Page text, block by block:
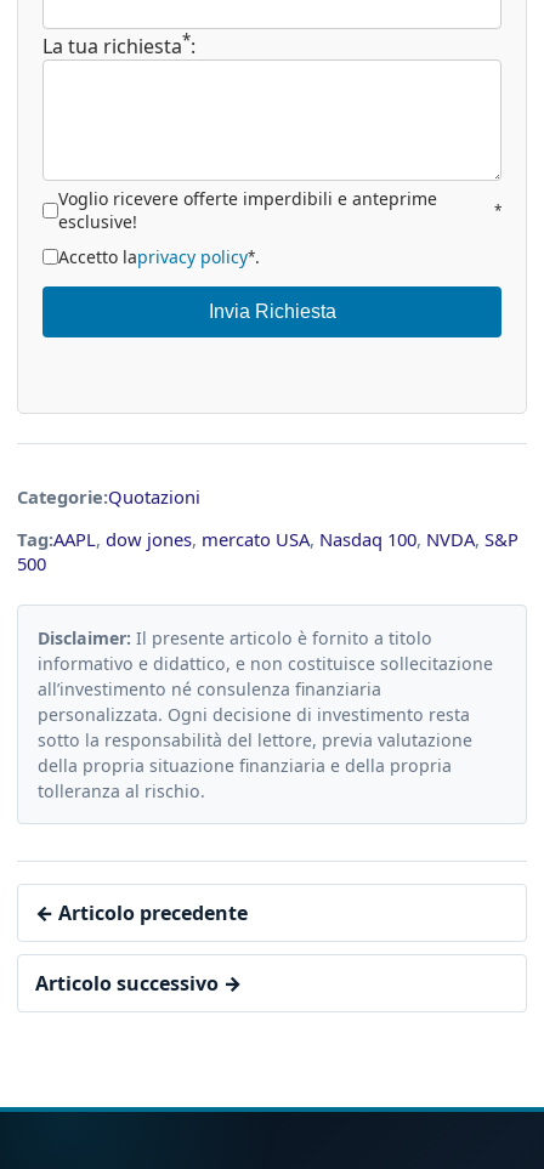
La tua richiesta*:
Voglio ricevere offerte imperdibili e anteprime
esclusive!
*
Accetto laprivacy policy*.
Invia Richiesta
Categorie:Quotazioni
Tag:AAPL, dow jones, mercato USA, Nasdaq 100, NVDA, S&P
500
Disclaimer: Il presente articolo è fornito a titolo
informativo e didattico, e non costituisce sollecitazione
all’investimento né consulenza finanziaria
personalizzata. Ogni decisione di investimento resta
sotto la responsabilità del lettore, previa valutazione
della propria situazione finanziaria e della propria
tolleranza al rischio.
← Articolo precedente
Articolo successivo →